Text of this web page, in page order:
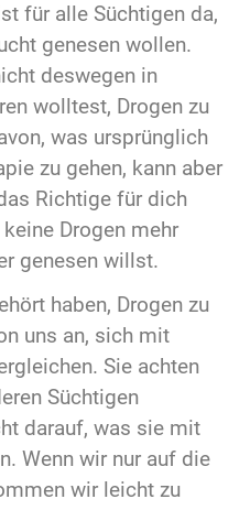
für alle Süchtigen da,
genesen wollen.
deswegen in
wolltest, Drogen zu
was ursprünglich
zu gehen, kann aber
Richtige für dich
Drogen mehr
genesen willst.
haben, Drogen zu
uns an, sich mit
Sie achten
Süchtigen
darauf, was sie mit
Wenn wir nur auf die
wir leicht zu